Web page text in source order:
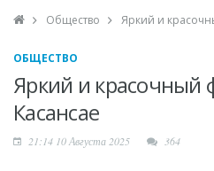
Общество Яркий и
ОБЩЕСТВО
Яркий и красочный
Касансае
21:14 10 Августа 2025 364